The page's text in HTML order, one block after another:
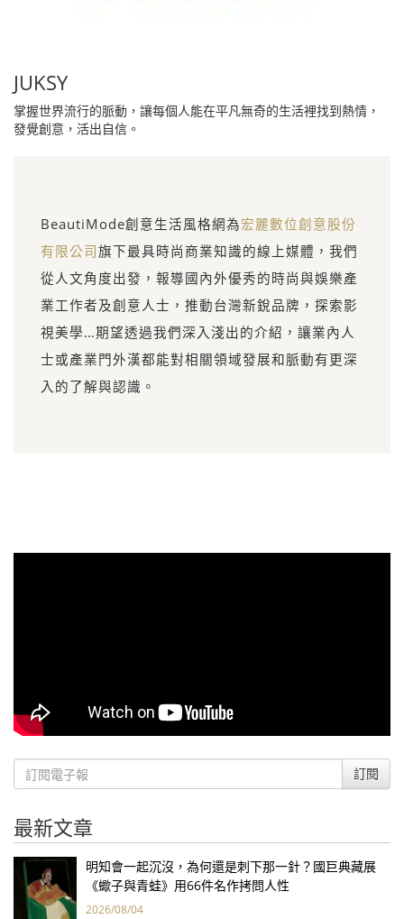
JUKSY
掌握世界流行的脈動，讓每個人能在平凡無奇的生活裡找到熱情，
發覺創意，活出自信。
BeautiMode創意生活風格網為宏麗數位創意股份
有限公司旗下最具時尚商業知識的線上媒體，我們
從人文角度出發，報導國內外優秀的時尚與娛樂產
業工作者及創意人士，推動台灣新銳品牌，探索影
視美學…期望透過我們深入淺出的介紹，讓業內人
士或產業門外漢都能對相關領域發展和脈動有更深
入的了解與認識。
訂閱
最新文章
明知會一起沉沒，為何還是刺下那一針？國巨典藏展
《蠍子與青蛙》用66件名作拷問人性
2026/08/04